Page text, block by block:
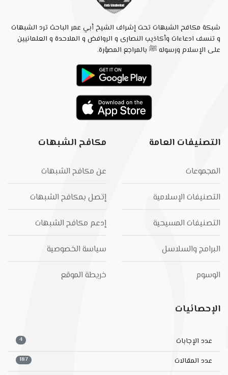
شبكة مكافح الشبهات تحت إشراف الشيخ أبي عمر الباحث ترد الشبهات
و تنسف ادعاءات وأكاذيب النصارى و الروافض و الملاحدة و العلمانيين
على الإسلام ورسوله ﷺ بالمراجع المصوّرة.
التصنيفات العامة
المجموعات
التصنيفات الإسلامية
التصنيفات المسيحية
البرامج والسلاسل
الوسوم
مكافح الشبهات
عن مكافح الشبهات
إتصل بمكافح الشبهات
إدعم مكافح الشبهات
سياسة الخصوصية
خريطة الموقع
الإحصائيات
عدد الإجابات 4
عدد المقالات 187